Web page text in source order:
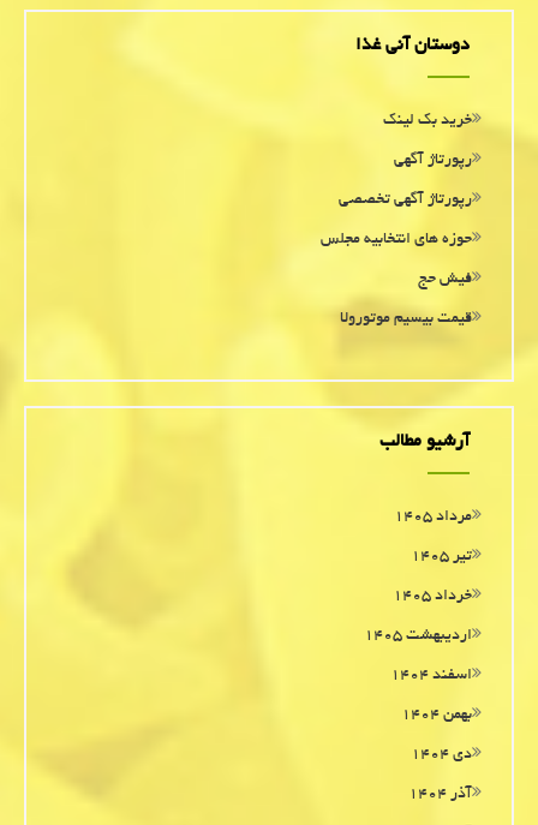
دوستان آنی غذا
خرید بک لینک
رپورتاژ آگهی
رپورتاژ آگهی تخصصی
حوزه های انتخابیه مجلس
فیش حج
قیمت بیسیم موتورولا
آرشیو مطالب
مرداد ۱۴۰۵
تیر ۱۴۰۵
خرداد ۱۴۰۵
اردیبهشت ۱۴۰۵
اسفند ۱۴۰۴
بهمن ۱۴۰۴
دی ۱۴۰۴
آذر ۱۴۰۴